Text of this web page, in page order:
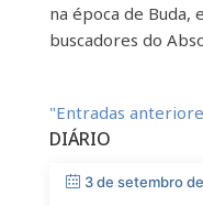
na época de Buda,
buscadores do
"Entradas
DIÁRIO
3 de setembro